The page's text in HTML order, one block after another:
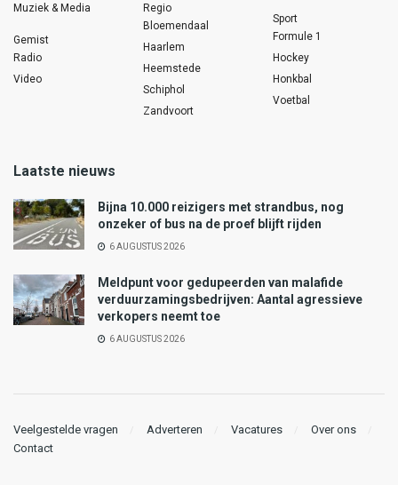
Muziek & Media
Gemist
Radio
Video
Regio
Bloemendaal
Haarlem
Heemstede
Schiphol
Zandvoort
Sport
Formule 1
Hockey
Honkbal
Voetbal
Laatste nieuws
Bijna 10.000 reizigers met strandbus, nog
onzeker of bus na de proef blijft rijden
6 AUGUSTUS 2026
Meldpunt voor gedupeerden van malafide
verduurzamingsbedrijven: Aantal agressieve
verkopers neemt toe
6 AUGUSTUS 2026
Veelgestelde vragen Adverteren Vacatures
Over ons
Contact